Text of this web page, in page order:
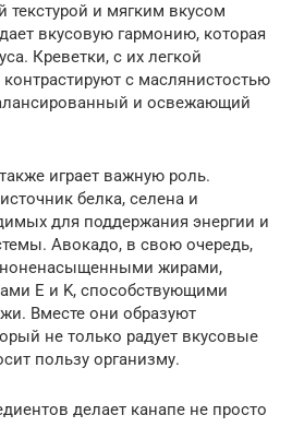
текстурой и мягким вкусом
вкусовую гармонию, которая
Креветки, с их легкой
с маслянистостью
и освежающий
играет важную роль.
белка, селена и
для поддержания энергии и
Авокадо, в свою очередь,
жирами,
E и K, способствующими
Вместе они образуют
не только радует вкусовые
пользу организму.
делает канапе не просто